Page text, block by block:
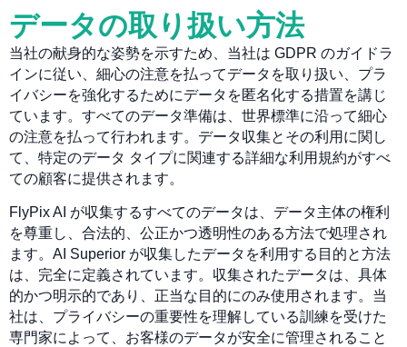
データの取り扱い方法
当社の献身的な姿勢を示すため、当社は GDPR のガイドラ
インに従い、細心の注意を払ってデータを取り扱い、プラ
イバシーを強化するためにデータを匿名化する措置を講じ
ています。すべてのデータ準備は、世界標準に沿って細心
の注意を払って行われます。データ収集とその利用に関し
て、特定のデータ タイプに関連する詳細な利用規約がすべ
ての顧客に提供されます。
FlyPix AI が収集するすべてのデータは、データ主体の権利
を尊重し、合法的、公正かつ透明性のある方法で処理され
ます。AI Superior が収集したデータを利用する目的と方法
は、完全に定義されています。収集されたデータは、具体
的かつ明示的であり、正当な目的にのみ使用されます。当
社は、プライバシーの重要性を理解している訓練を受けた
専門家によって、お客様のデータが安全に管理されること